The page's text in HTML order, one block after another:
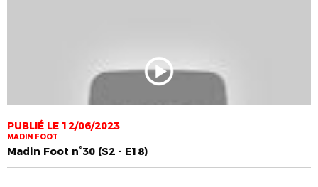
PUBLIÉ LE 12/06/2023
MADIN FOOT
Madin Foot n°30 (S2 - E18)